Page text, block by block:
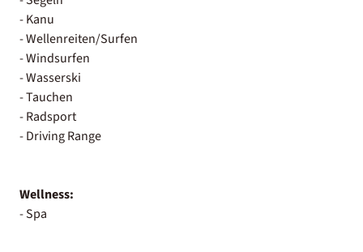
- Kanu
- Wellenreiten/Surfen
- Windsurfen
- Wasserski
- Tauchen
- Radsport
- Driving Range
Wellness:
- Spa